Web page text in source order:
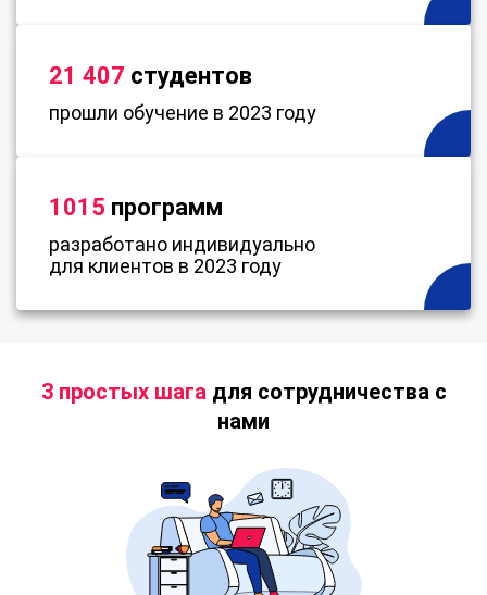
21 407 студентов
прошли обучение в 2023 году
1015 программ
разработано индивидуально
для клиентов в 2023 году
3 простых шагадля сотрудничества с
нами